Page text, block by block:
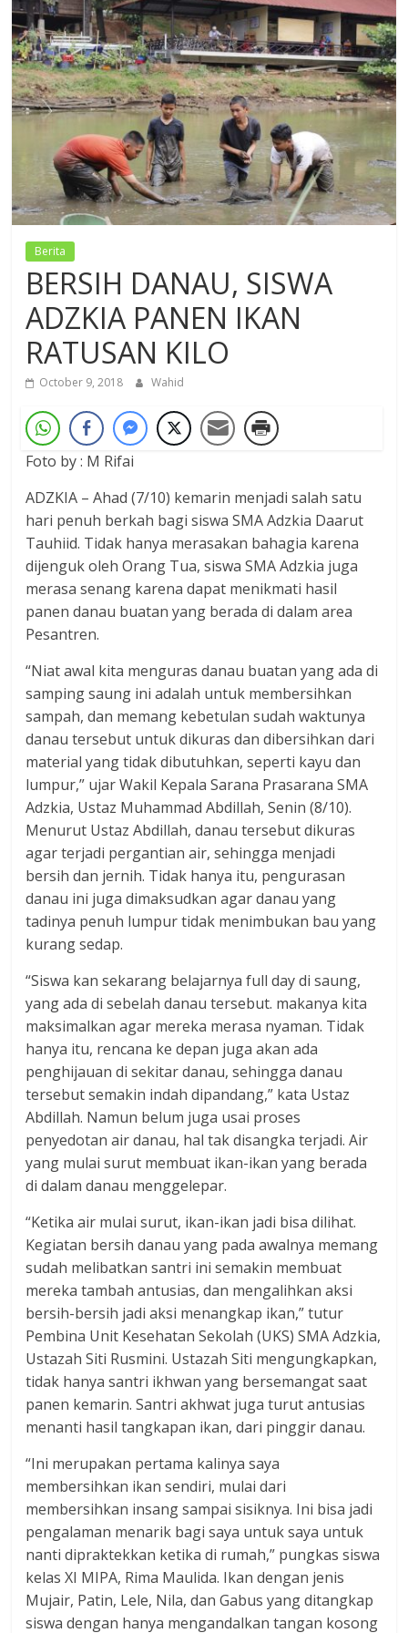
Dzikir,
Fikir,
Ikhtiar
Berita
BERSIH DANAU, SISWA
ADZKIA PANEN IKAN
RATUSAN KILO
October 9, 2018 Wahid
Foto by : M Rifai
ADZKIA – Ahad (7/10) kemarin menjadi salah satu
hari penuh berkah bagi siswa SMA Adzkia Daarut
Tauhiid. Tidak hanya merasakan bahagia karena
dijenguk oleh Orang Tua, siswa SMA Adzkia juga
merasa senang karena dapat menikmati hasil
panen danau buatan yang berada di dalam area
Pesantren.
“Niat awal kita menguras danau buatan yang ada di
samping saung ini adalah untuk membersihkan
sampah, dan memang kebetulan sudah waktunya
danau tersebut untuk dikuras dan dibersihkan dari
material yang tidak dibutuhkan, seperti kayu dan
lumpur,” ujar Wakil Kepala Sarana Prasarana SMA
Adzkia, Ustaz Muhammad Abdillah, Senin (8/10).
Menurut Ustaz Abdillah, danau tersebut dikuras
agar terjadi pergantian air, sehingga menjadi
bersih dan jernih. Tidak hanya itu, pengurasan
danau ini juga dimaksudkan agar danau yang
tadinya penuh lumpur tidak menimbukan bau yang
kurang sedap.
“Siswa kan sekarang belajarnya full day di saung,
yang ada di sebelah danau tersebut. makanya kita
maksimalkan agar mereka merasa nyaman. Tidak
hanya itu, rencana ke depan juga akan ada
penghijauan di sekitar danau, sehingga danau
tersebut semakin indah dipandang,” kata Ustaz
Abdillah. Namun belum juga usai proses
penyedotan air danau, hal tak disangka terjadi. Air
yang mulai surut membuat ikan-ikan yang berada
di dalam danau menggelepar.
“Ketika air mulai surut, ikan-ikan jadi bisa dilihat.
Kegiatan bersih danau yang pada awalnya memang
sudah melibatkan santri ini semakin membuat
mereka tambah antusias, dan mengalihkan aksi
bersih-bersih jadi aksi menangkap ikan,” tutur
Pembina Unit Kesehatan Sekolah (UKS) SMA Adzkia,
Ustazah Siti Rusmini. Ustazah Siti mengungkapkan,
tidak hanya santri ikhwan yang bersemangat saat
panen kemarin. Santri akhwat juga turut antusias
menanti hasil tangkapan ikan, dari pinggir danau.
“Ini merupakan pertama kalinya saya
membersihkan ikan sendiri, mulai dari
membersihkan insang sampai sisiknya. Ini bisa jadi
pengalaman menarik bagi saya untuk saya untuk
nanti dipraktekkan ketika di rumah,” pungkas siswa
kelas XI MIPA, Rima Maulida. Ikan dengan jenis
Mujair, Patin, Lele, Nila, dan Gabus yang ditangkap
siswa dengan hanya mengandalkan tangan kosong